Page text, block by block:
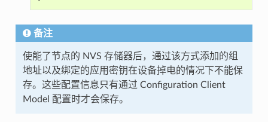
备注
使能了节点的 NVS 存储器后，通过该方式添加的组
地址以及绑定的应用密钥在设备掉电的情况下不能保
存。这些配置信息只有通过 Configuration Client
Model 配置时才会保存。